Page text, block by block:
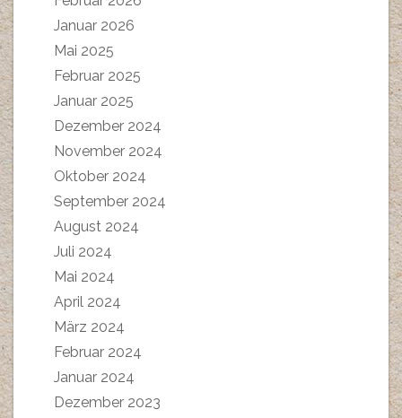
Januar 2026
Mai 2025
Februar 2025
Januar 2025
Dezember 2024
November 2024
Oktober 2024
September 2024
August 2024
Juli 2024
Mai 2024
April 2024
März 2024
Februar 2024
Januar 2024
Dezember 2023